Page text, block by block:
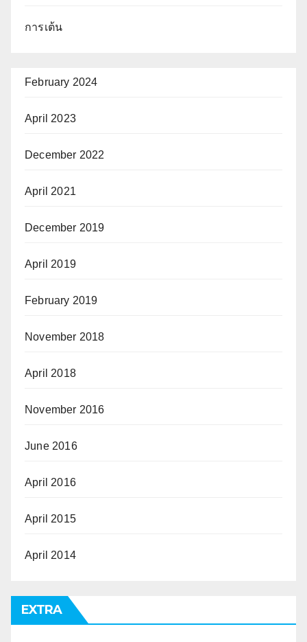
การเต้น
February 2024
April 2023
December 2022
April 2021
December 2019
April 2019
February 2019
November 2018
April 2018
November 2016
June 2016
April 2016
April 2015
April 2014
EXTRA